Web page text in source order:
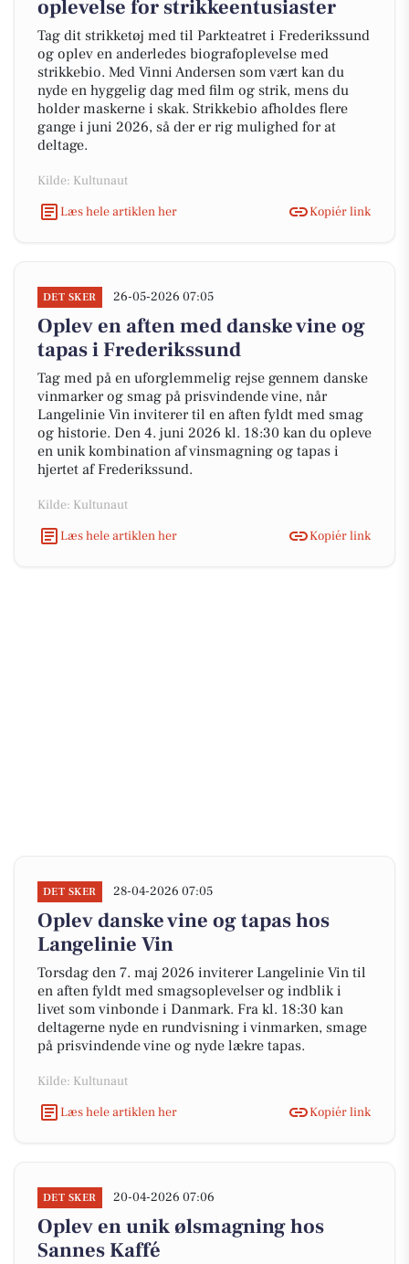
oplevelse for strikkeentusiaster
Tag dit strikketøj med til Parkteatret i Frederikssund
og oplev en anderledes biografoplevelse med
strikkebio. Med Vinni Andersen som vært kan du
nyde en hyggelig dag med film og strik, mens du
holder maskerne i skak. Strikkebio afholdes flere
gange i juni 2026, så der er rig mulighed for at
deltage.
Kilde: Kultunaut
Læs hele artiklen her
Kopiér link
DET SKER 26-05-2026 07:05
Oplev en aften med danske vine og
tapas i Frederikssund
Tag med på en uforglemmelig rejse gennem danske
vinmarker og smag på prisvindende vine, når
Langelinie Vin inviterer til en aften fyldt med smag
og historie. Den 4. juni 2026 kl. 18:30 kan du opleve
en unik kombination af vinsmagning og tapas i
hjertet af Frederikssund.
Kilde: Kultunaut
Læs hele artiklen her
Kopiér link
DET SKER 28-04-2026 07:05
Oplev danske vine og tapas hos
Langelinie Vin
Torsdag den 7. maj 2026 inviterer Langelinie Vin til
en aften fyldt med smagsoplevelser og indblik i
livet som vinbonde i Danmark. Fra kl. 18:30 kan
deltagerne nyde en rundvisning i vinmarken, smage
på prisvindende vine og nyde lækre tapas.
Kilde: Kultunaut
Læs hele artiklen her
Kopiér link
DET SKER 20-04-2026 07:06
Oplev en unik ølsmagning hos
Sannes Kaffé